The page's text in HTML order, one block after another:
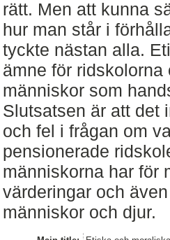
rätt. Men att kunna
hur man står i
tyckte nästan alla.
ämne för
människor som
Slutsatsen är att det
och fel i frågan om
pensionerade
människorna har för
värderingar och
människor och djur.